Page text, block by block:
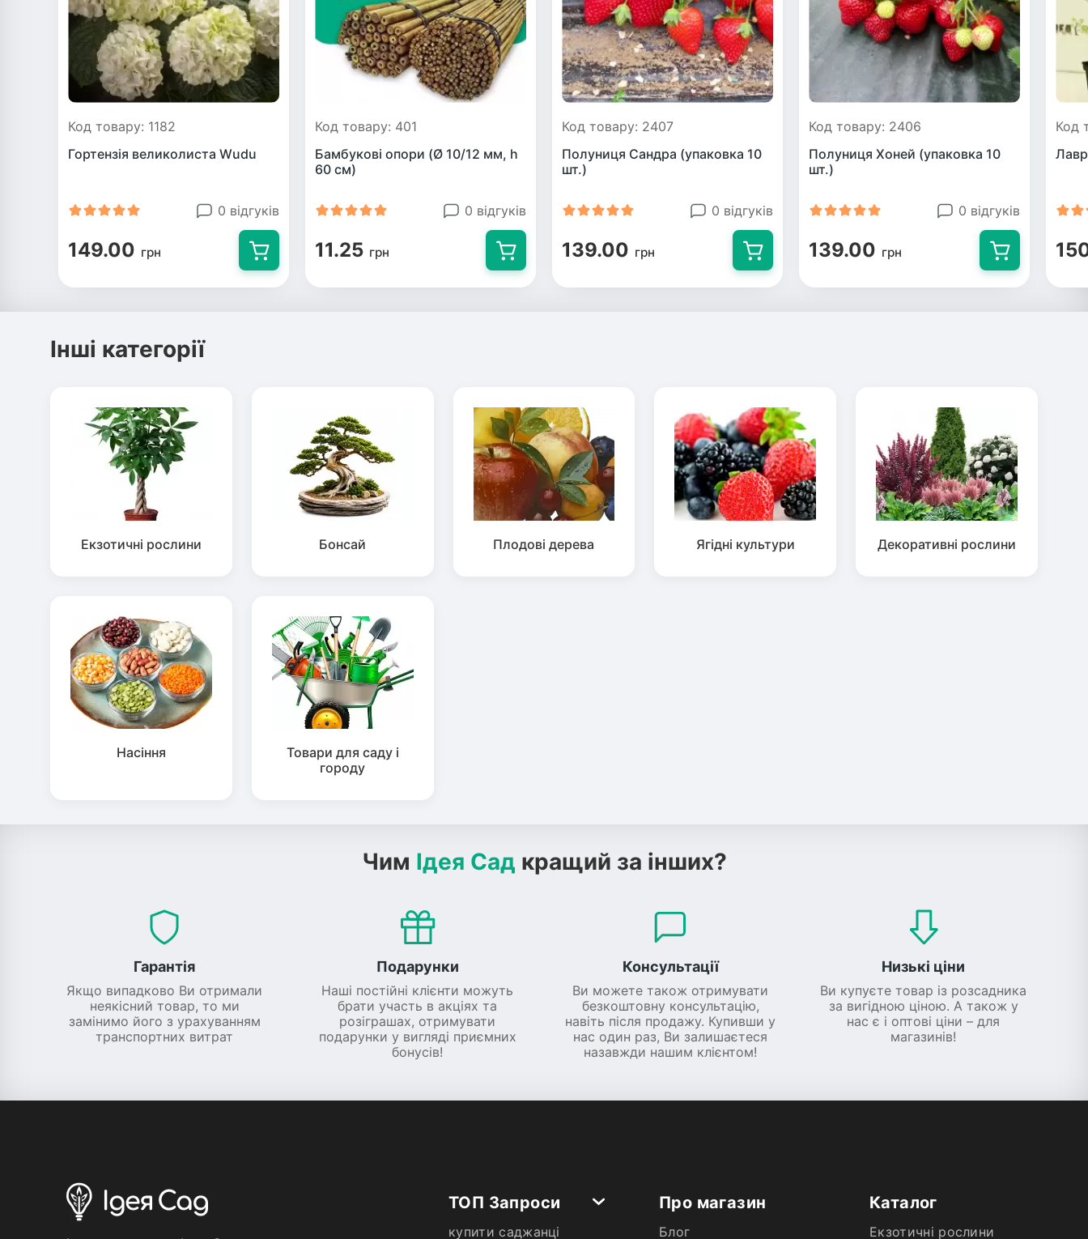
Код товару: 1182
Гортензія великолиста Wudu
0 відгуків
149.00 грн
Код товару: 401
Бамбукові опори (Ø 10/12 мм, h
60 см)
0 відгуків
11.25 грн
Код товару: 2407
Полуниця Сандра (упаковка 10
шт.)
0 відгуків
139.00 грн
Код товару: 2406
Полуниця Хоней (упаковка 10
шт.)
0 відгуків
139.00 грн
Код
Лавр
Інші категорії
Екзотичні рослини Бонсай Плодові дерева Ягідні культури Декоративні рослини
Насіння
Товари для саду і
городу
Чим Ідея Сад кращий за інших?
Гарантія
Якщо випадково Ви отримали
неякісний товар, то ми
замінимо його з урахуванням
транспортних витрат
Подарунки
Наші постійні клієнти можуть
брати участь в акціях та
розіграшах, отримувати
подарунки у вигляді приємних
бонусів!
Консультації
Ви можете також отримувати
безкоштовну консультацію,
навіть після продажу. Купивши у
нас один раз, Ви залишаєтеся
назавжди нашим клієнтом!
Низькі ціни
Ви купуєте товар із розсадника
за вигідною ціною. А також у
нас є і оптові ціни – для
магазинів!
ТОП Запроси
купити саджанці
Про магазин
Блог
Каталог
Екзотичні рослини